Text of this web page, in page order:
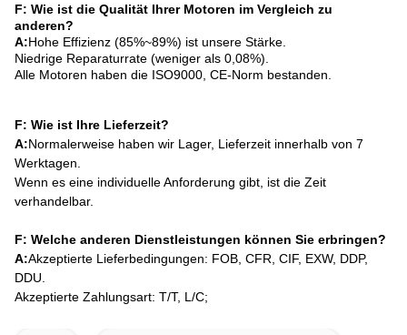
F: Wie ist die Qualität Ihrer Motoren im Vergleich zu
anderen?
A:Hohe Effizienz (85%~89%) ist unsere Stärke.
Niedrige Reparaturrate (weniger als 0,08%).
Alle Motoren haben die ISO9000, CE-Norm bestanden.
F: Wie ist Ihre Lieferzeit?
A:Normalerweise haben wir Lager, Lieferzeit innerhalb von 7
Werktagen.
Wenn es eine individuelle Anforderung gibt, ist die Zeit
verhandelbar.
F: Welche anderen Dienstleistungen können Sie erbringen?
A:Akzeptierte Lieferbedingungen: FOB, CFR, CIF, EXW, DDP,
DDU.
Akzeptierte Zahlungsart: T/T, L/C;